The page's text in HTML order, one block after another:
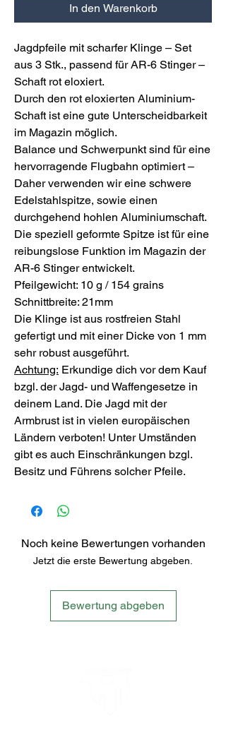
In den Warenkorb
Jagdpfeile mit scharfer Klinge – Set
aus 3 Stk., passend für AR-6 Stinger –
Schaft rot eloxiert.
Durch den rot eloxierten Aluminium-
Schaft ist eine gute Unterscheidbarkeit
im Magazin möglich.
Balance und Schwerpunkt sind für eine
hervorragende Flugbahn optimiert –
Daher verwenden wir eine schwere
Edelstahlspitze, sowie einen
durchgehend hohlen Aluminiumschaft.
Die speziell geformte Spitze ist für eine
reibungslose Funktion im Magazin der
AR-6 Stinger entwickelt.
Pfeilgewicht: 10 g / 154 grains
Schnittbreite: 21mm
Die Klinge ist aus rostfreien Stahl
gefertigt und mit einer Dicke von 1 mm
sehr robust ausgeführt.
Achtung: Erkundige dich vor dem Kauf
bzgl. der Jagd- und Waffengesetze in
deinem Land. Die Jagd mit der
Armbrust ist in vielen europäischen
Ländern verboten! Unter Umständen
gibt es auch Einschränkungen bzgl.
Besitz und Führens solcher Pfeile.
Noch keine Bewertungen vorhanden
Jetzt die erste Bewertung abgeben.
Bewertung abgeben